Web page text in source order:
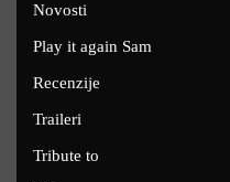
Novosti
Play it again Sam
Recenzije
Traileri
Tribute to